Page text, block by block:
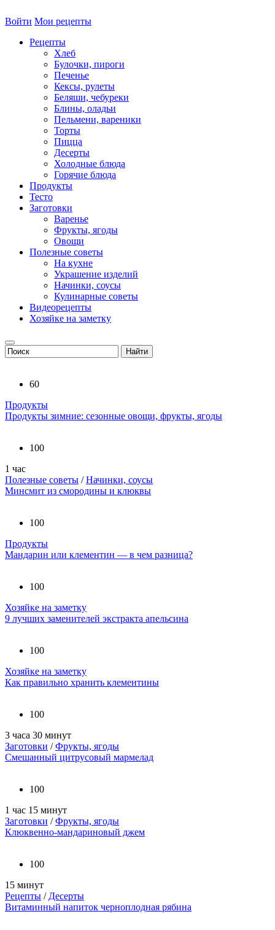
Войти Мои рецепты
Рецепты
Хлеб
Булочки, пироги
Печенье
Кексы, рулеты
Беляши, чебуреки
Блины, оладьи
Пельмени, вареники
Торты
Пицца
Десерты
Холодные блюда
Горячие блюда
Продукты
Тесто
Заготовки
Варенье
Фрукты, ягоды
Овощи
Полезные советы
На кухне
Украшение изделий
Начинки, соусы
Кулинарные советы
Видеорецепты
Хозяйке на заметку
60
Продукты
Продукты зимние: сезонные овощи, фрукты, ягоды
100
1 час
Полезные советы /Начинки, соусы
Минсмит из смородины и клюквы
100
Продукты
Мандарин или клементин — в чем разница?
100
Хозяйке на заметку
9 лучших заменителей экстракта апельсина
100
Хозяйке на заметку
Как правильно хранить клементины
100
3 часа 30 минут
Заготовки /Фрукты, ягоды
Смешанный цитрусовый мармелад
100
1 час 15 минут
Заготовки /Фрукты, ягоды
Клюквенно-мандариновый джем
100
15 минут
Рецепты / Десерты
Витаминный напиток черноплодная рябина